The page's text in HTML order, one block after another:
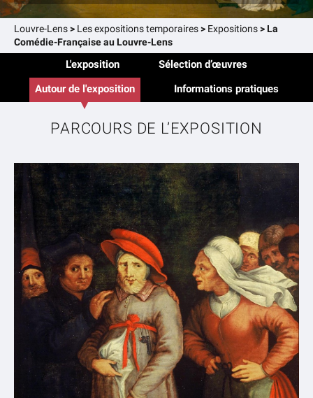
Louvre-Lens> Les expositions temporaires> Expositions>La
Comédie-Française au Louvre-Lens
L'exposition
Sélection d’œuvres
Autour de l'exposition
Informations pratiques
PARCOURS DE L’EXPOSITION